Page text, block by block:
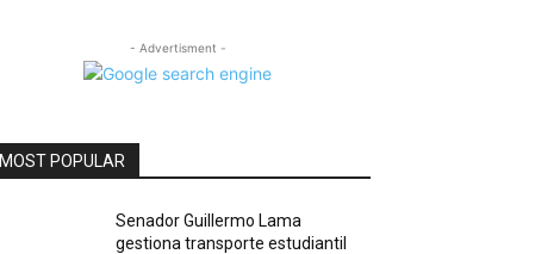
- Advertisment -
MOST POPULAR
Senador Guillermo Lama
gestiona transporte estudiantil